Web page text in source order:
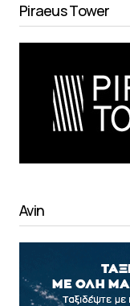
Piraeus Tower
Avin